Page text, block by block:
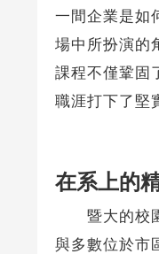
一間企業是如
場中所扮演的
課程不僅鞏固
職涯打下了堅
在系上的
暨大的校園
與多數位於市